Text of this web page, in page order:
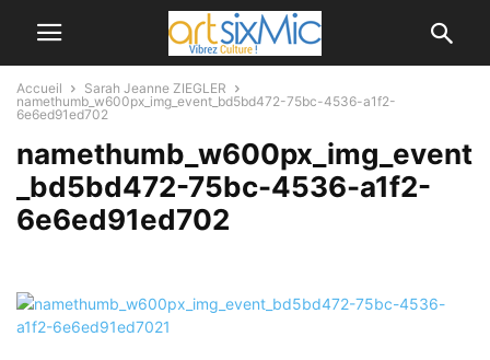
Accueil
Sarah Jeanne ZIEGLER
namethumb_w600px_img_event_bd5bd472-75bc-4536-a1f2-
6e6ed91ed702
namethumb_w600px_img_event
_bd5bd472-75bc-4536-a1f2-
6e6ed91ed702